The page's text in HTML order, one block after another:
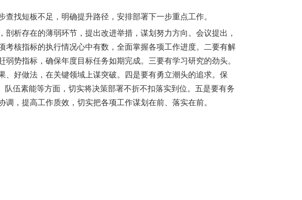
找短板不足，明确提升路径，安排部署下一步重点工作。
析存在的薄弱环节，提出改进举措，谋划努力方向。会议提出，
核指标的执行情况心中有数，全面掌握各项工作进度。二要有解
势指标，确保年度目标任务如期完成。三要有学习研究的劲头。
好做法，在关键领域上谋突破。四是要有勇立潮头的追求。保
伍素能等方面，切实将决策部署不折不扣落实到位。五是要有务
，提高工作质效，切实把各项工作谋划在前、落实在前。